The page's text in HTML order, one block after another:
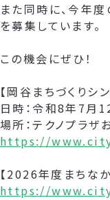
また同時に、今年
を募集しています。
この機会にぜひ！
【岡谷まちづくりシ
日時：令和8年7月
場所：テクノプラザ
https://
【2026年度まちな
https://